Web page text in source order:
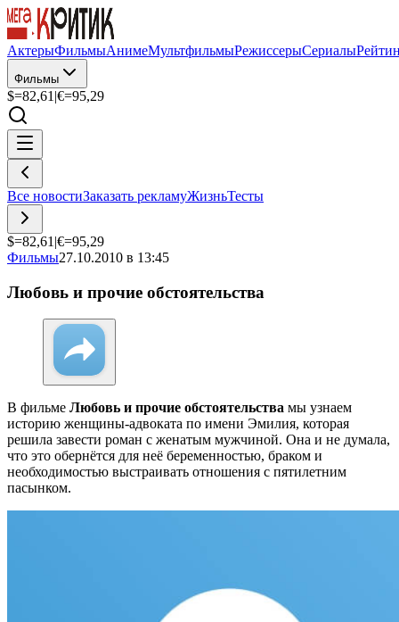
АктерыФильмыАнимеМультфильмыРежиссерыСериалы
Фильмы
$=82,61 |€=95,29
Все новостиЗаказать рекламуЖизньТесты
$=82,61 |€=95,29
Фильмы27.10.2010 в 13:45
Любовь и прочие обстоятельства
В фильме Любовь и прочие обстоятельства мы узнаем
историю женщины-адвоката по имени Эмилия, которая
решила завести роман с женатым мужчиной. Она и не думала,
что это обернётся для неё беременностью, браком и
необходимостью выстраивать отношения с пятилетним
пасынком.